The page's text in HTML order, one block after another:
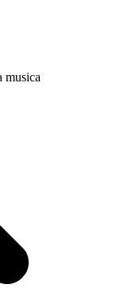
musica